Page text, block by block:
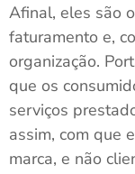
Afinal, eles são
faturamento e,
organização.
que os
serviços
assim, com que
marca, e não